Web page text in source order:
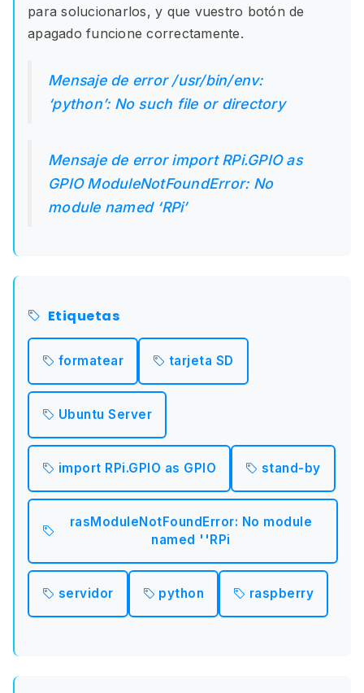
para solucionarlos, y que vuestro botón de
apagado funcione correctamente.
Mensaje de error /usr/bin/env:
‘python’: No such file or directory
Mensaje de error import RPi.GPIO as
GPIO ModuleNotFoundError: No
module named ‘RPi’
Etiquetas
formatear tarjeta SD
Ubuntu Server
import RPi.GPIO as GPIO stand-by
rasModuleNotFoundError: No module
named ''RPi
servidor python raspberry